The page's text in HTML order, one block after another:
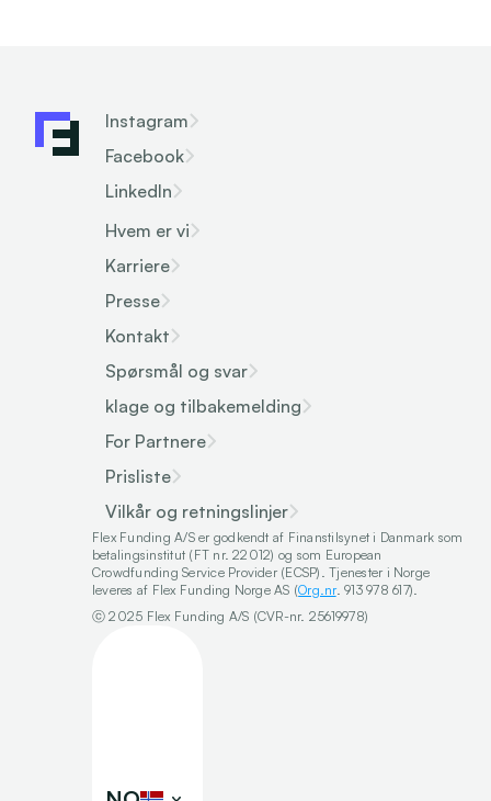
Instagram
Facebook
LinkedIn
Hvem er vi
Karriere
Presse
Kontakt
Spørsmål og svar
klage og tilbakemelding
For Partnere
Prisliste
Vilkår og retningslinjer
Flex Funding A/S er godkendt af Finanstilsynet i Danmark som
betalingsinstitut (FT nr. 22012) og som European
Crowdfunding Service Provider (ECSP). Tjenester i Norge
leveres af Flex Funding Norge AS (Org.nr. 913 978 617).
ⓒ 2025 Flex Funding A/S (CVR-nr. 25619978)